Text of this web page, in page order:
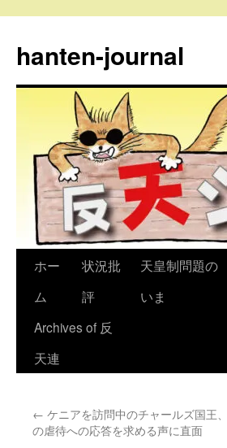
テ
ン
hanten-journal
ホー
ム
状況批
評
天皇制問題の
いま
Archives of 反
天連
← ケニアを訪問中のチャールズ国王
の虐待への応答を求める声に直面